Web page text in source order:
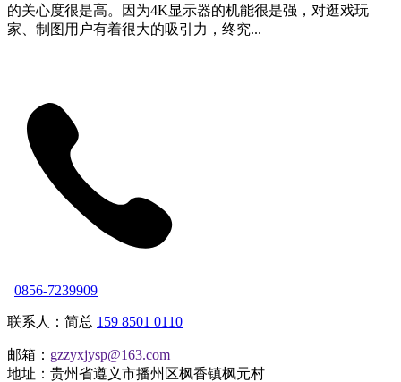
的关心度很是高。因为4K显示器的机能很是强，对逛戏玩
家、制图用户有着很大的吸引力，终究...
0856-7239909
联系人：简总 159 8501 0110
邮箱： gzzyxjysp@163.com
地址：贵州省遵义市播州区枫香镇枫元村